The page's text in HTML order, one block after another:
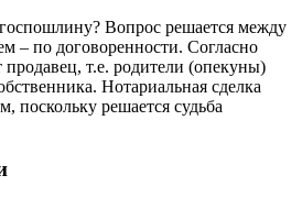
Вопрос решается между
– по договоренности. Согласно
продавец, т.е. родители (опекуны)
Нотариальная сделка
поскольку решается судьба